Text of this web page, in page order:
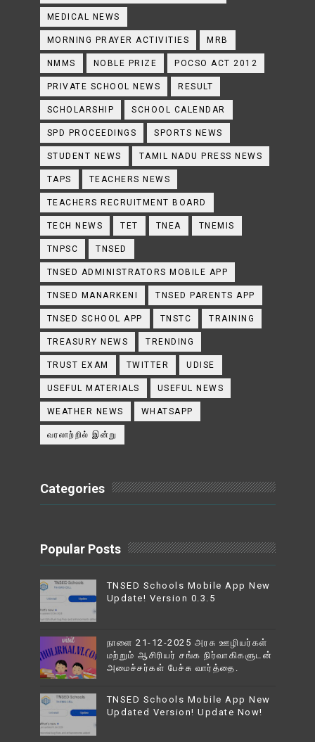
MEDICAL NEWS
MORNING PRAYER ACTIVITIES MRB
NMMS NOBLE PRIZE POCSO ACT 2012
PRIVATE SCHOOL NEWS RESULT
SCHOLARSHIP SCHOOL CALENDAR
SPD PROCEEDINGS SPORTS NEWS
STUDENT NEWS TAMIL NADU PRESS NEWS
TAPS TEACHERS NEWS
TEACHERS RECRUITMENT BOARD
TECH NEWS TET TNEA TNEMIS
TNPSC TNSED
TNSED ADMINISTRATORS MOBILE APP
TNSED MANARKENI TNSED PARENTS APP
TNSED SCHOOL APP TNSTC TRAINING
TREASURY NEWS TRENDING
TRUST EXAM TWITTER UDISE
USEFUL MATERIALS USEFUL NEWS
WEATHER NEWS WHATSAPP
வரலாற்றில் இன்று
Categories
Popular Posts
TNSED Schools Mobile App New
Update! Version 0.3.5
நாளை 21-12-2025 அரசு ஊழியர்கள்
மற்றும் ஆசிரியர் சங்க நிர்வாகிகளுடன்
அமைச்சர்கள் பேச்சு வார்த்தை.
TNSED Schools Mobile App New
Updated Version! Update Now!